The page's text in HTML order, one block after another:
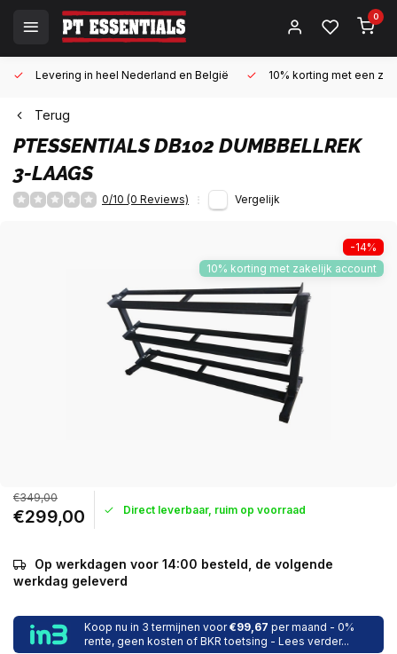
0
Levering in heel Nederland en België 10% korting met een
Terug
PTESSENTIALSDB102 DUMBBELLREK
3-LAAGS
0/10 (0 Reviews) Vergelijk
-14%
10% korting met zakelijk account
€349,00
€299,00 Direct leverbaar, ruim op voorraad
Op werkdagen voor 14:00 besteld, de volgende
werkdag geleverd
Koop nu in 3 termijnen voor€99,67 per maand - 0%
rente, geen kosten of BKR toetsing - Lees verder...